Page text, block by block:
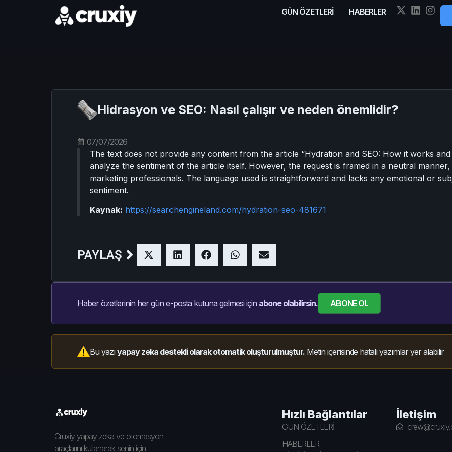
GÜN ÖZETLERİ HABERLER
Hidrasyon ve SEO: Nasıl çalışır ve neden önemlidir?
07/07/2026
The text does not provide any content from the article “Hydration and SEO: How it works
analyze the sentiment of the article itself. However, the request is framed in a neutral
marketing professionals. The language used is straightforward and lacks any emotional or
sentiment.
Kaynak: https://searchengineland.com/hydration-seo-481671
PAYLAŞ
Haber özetlerinin her gün e-posta kutuna gelmesi için abone olabilirsin. ABONE OL
Bu yazıyapay zeka destekli olarak otomatik oluşturulmuştur. Metin içerisinde hatalı yazımlar yer alabilir
Cruxiy yapay zeka ve otomasyon
araçlarını kullanarak senin için
Hızlı Bağlantılar
GÜN ÖZETLERİ
HABERLER
İletişim